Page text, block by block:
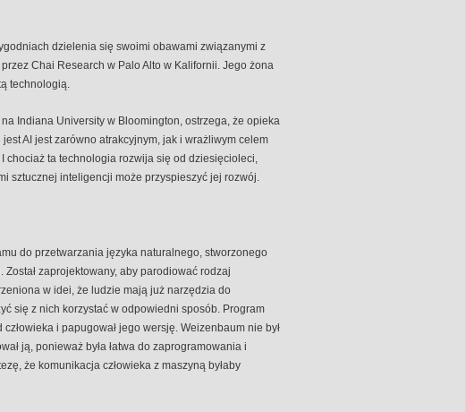
dzielenia się swoimi obawami związanymi z
Chai Research w Palo Alto w Kalifornii. Jego żona
technologią.
Indiana University w Bloomington, ostrzega, że ​​opieka
AI jest zarówno atrakcyjnym, jak i wrażliwym celem
chociaż ta technologia rozwija się od dziesięcioleci,
sztucznej inteligencji może przyspieszyć jej rozwój.
do przetwarzania języka naturalnego, stworzonego
zaprojektowany, aby parodiować rodzaj
w idei, że ludzie mają już narzędzia do
się z nich korzystać w odpowiedni sposób. Program
i papugował jego wersję. Weizenbaum nie był
ją, ponieważ była łatwa do zaprogramowania i
że komunikacja człowieka z maszyną byłaby